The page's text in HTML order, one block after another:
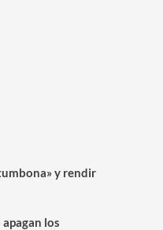
y rendir
los